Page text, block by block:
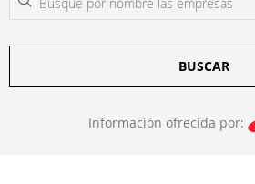
BUSCAR
Información ofrecida por: